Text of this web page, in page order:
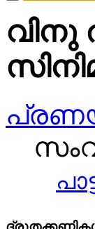
വിനു